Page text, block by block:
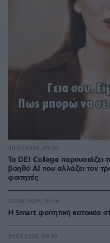
Το DEI College παρουσιάζει
βοηθό AI που αλλάζει τον
φοιτητές
30.07.2026, 09:33
Η Smart φοιτητική κατοικία
03.08.2026, 10:56
29.07.2026, 09:39